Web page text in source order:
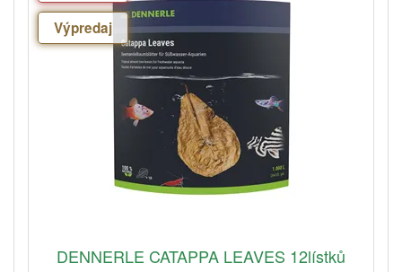
Výpredaj
DENNERLE CATAPPA LEAVES 12lístků